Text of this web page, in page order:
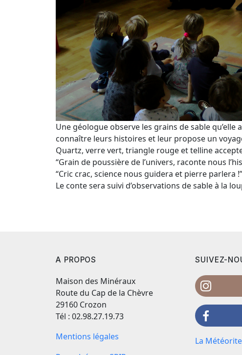
Une géologue observe les grains de sable
connaître leurs histoires et leur propose un
Quartz, verre vert, triangle rouge et telline
“Grain de poussière de l’univers, raconte nous
“Cric crac, science nous guidera et pierre parlera !”
Le conte sera suivi d’observations de sable à la
A PROPOS
Maison des Minéraux
Route du Cap de la Chèvre
29160 Crozon
Tél : 02.98.27.19.73
Mentions légales
SUIVEZ-
La Météorite